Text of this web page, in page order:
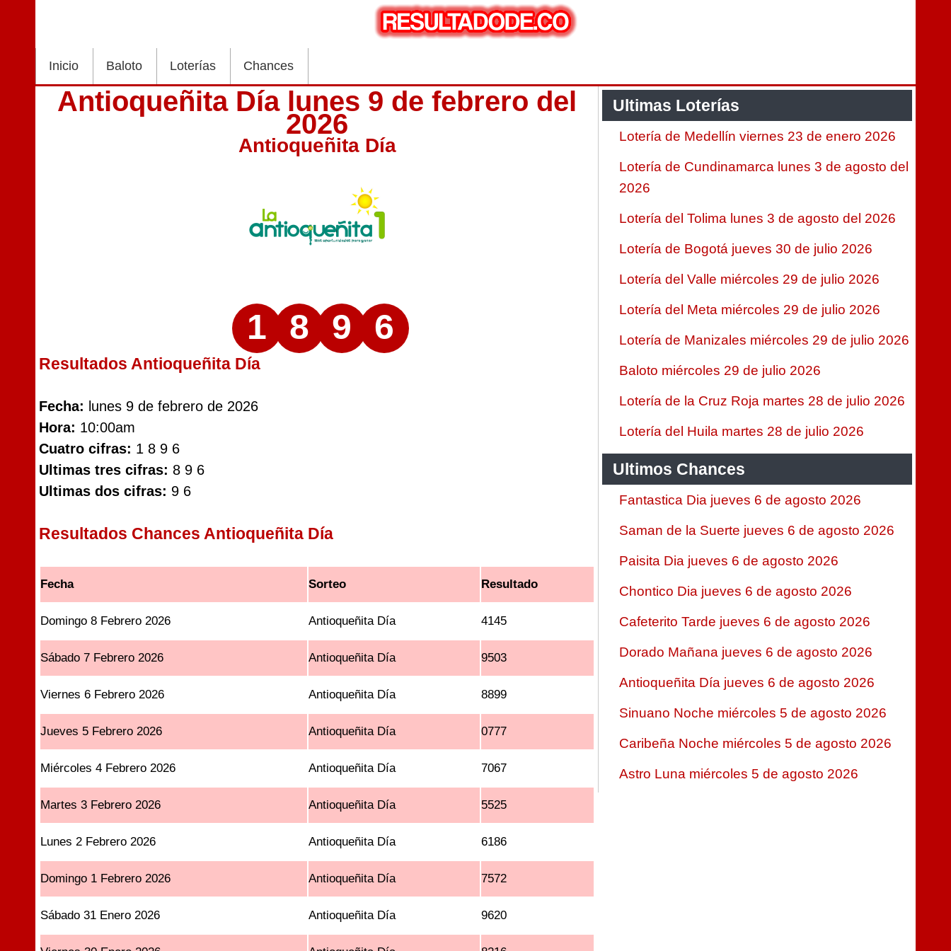
Inicio Baloto Loterías Chances
Antioqueñita Día lunes 9 de febrero del
2026
Antioqueñita Día
1 8 9 6
Resultados Antioqueñita Día
Fecha: lunes 9 de febrero de 2026
Hora: 10:00am
Cuatro cifras: 1 8 9 6
Ultimas tres cifras: 8 9 6
Ultimas dos cifras: 9 6
Resultados Chances Antioqueñita Día
Fecha Sorteo Resultado
Domingo 8 Febrero 2026 Antioqueñita Día 4145
Sábado 7 Febrero 2026 Antioqueñita Día 9503
Viernes 6 Febrero 2026 Antioqueñita Día 8899
Jueves 5 Febrero 2026 Antioqueñita Día 0777
Miércoles 4 Febrero 2026 Antioqueñita Día 7067
Martes 3 Febrero 2026 Antioqueñita Día 5525
Lunes 2 Febrero 2026 Antioqueñita Día 6186
Domingo 1 Febrero 2026 Antioqueñita Día 7572
Sábado 31 Enero 2026 Antioqueñita Día 9620
Ultimas Loterías
Lotería de Medellín viernes 23 de enero 2026
Lotería de Cundinamarca lunes 3 de agosto del
2026
Lotería del Tolima lunes 3 de agosto del 2026
Lotería de Bogotá jueves 30 de julio 2026
Lotería del Valle miércoles 29 de julio 2026
Lotería del Meta miércoles 29 de julio 2026
Lotería de Manizales miércoles 29 de julio 2026
Baloto miércoles 29 de julio 2026
Lotería de la Cruz Roja martes 28 de julio 2026
Lotería del Huila martes 28 de julio 2026
Ultimos Chances
Fantastica Dia jueves 6 de agosto 2026
Saman de la Suerte jueves 6 de agosto 2026
Paisita Dia jueves 6 de agosto 2026
Chontico Dia jueves 6 de agosto 2026
Cafeterito Tarde jueves 6 de agosto 2026
Dorado Mañana jueves 6 de agosto 2026
Antioqueñita Día jueves 6 de agosto 2026
Sinuano Noche miércoles 5 de agosto 2026
Caribeña Noche miércoles 5 de agosto 2026
Astro Luna miércoles 5 de agosto 2026